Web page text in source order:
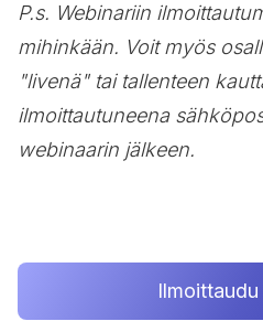
P.s. Webinariin
mihinkään. Voit myös
"livenä" tai tallenteen
ilmoittautuneena
webinaarin jälkeen.